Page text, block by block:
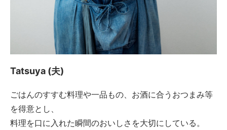
Tatsuya (夫)
ごはんのすすむ料理や一品もの、お酒に合うおつまみ等
を得意とし、
料理を口に入れた瞬間のおいしさを大切にしている。